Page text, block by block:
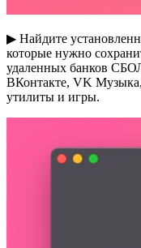
▶ Найдите
которые нужно
удаленных банков
ВКонтакте, VK
утилиты и игры.